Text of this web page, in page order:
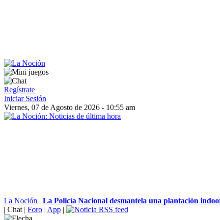
Regístrate
Iniciar Sesión
Viernes, 07 de Agosto de 2026 - 10:55 am
La Noción | La Policía Nacional desmantela una plantación
| Chat | Foro | App |